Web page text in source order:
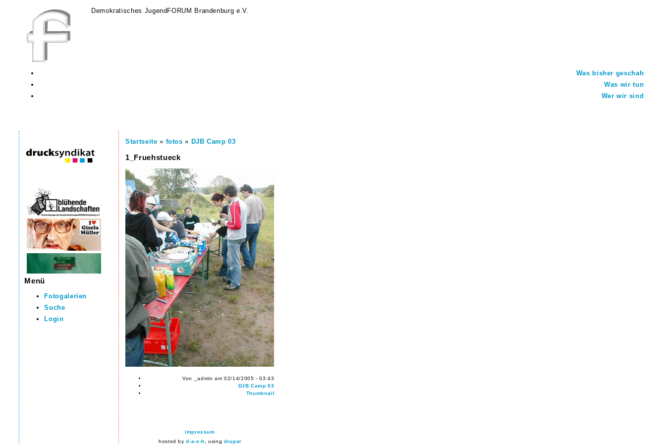
Demokratisches JugendFORUM Brandenburg e.V.
Was bisher geschah
Was wir tun
Wer wir sind
Menü
Fotogalerien
Suche
Login
Startseite » fotos » DJB Camp 03
1_Fruehstueck
Von _admin am 02/14/2005 - 03:43
DJB Camp 03
Thumbnail
impressum
hosted byd-a-s-h , using drupal